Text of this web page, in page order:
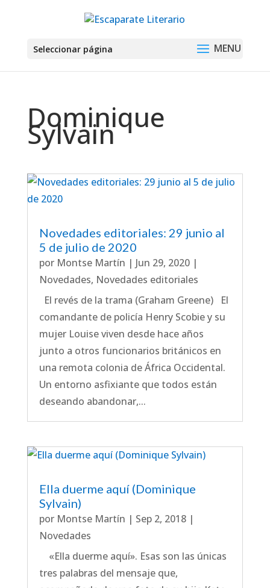
Seleccionar página
Dominique
Sylvain
Novedades editoriales: 29 junio al
5 de julio de 2020
por Montse Martín | Jun 29, 2020|
Novedades, Novedades editoriales
El revés de la trama (Graham Greene) El
comandante de policía Henry Scobie y su
mujer Louise viven desde hace años
junto a otros funcionarios británicos en
una remota colonia de África Occidental.
Un entorno asfixiante que todos están
deseando abandonar,...
Ella duerme aquí (Dominique
Sylvain)
por Montse Martín | Sep 2, 2018|
Novedades
«Ella duerme aquí». Esas son las únicas
tres palabras del mensaje que,